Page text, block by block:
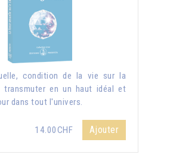
condition de la vie sur la
transmuter en un haut idéal et
dans tout l'univers.
14.00CHF Ajouter